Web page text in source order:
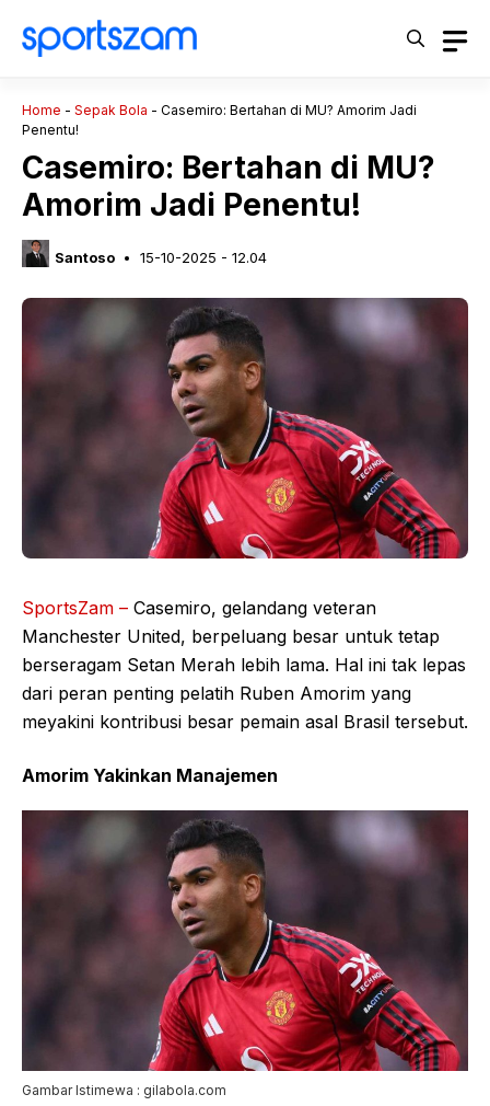
Home - Sepak Bola - Casemiro: Bertahan di MU? Amorim Jadi
Penentu!
Casemiro: Bertahan di MU?
Amorim Jadi Penentu!
Santoso 15-10-2025 - 12.04
SportsZam – Casemiro, gelandang veteran
Manchester United, berpeluang besar untuk tetap
berseragam Setan Merah lebih lama. Hal ini tak lepas
dari peran penting pelatih Ruben Amorim yang
meyakini kontribusi besar pemain asal Brasil tersebut.
Amorim Yakinkan Manajemen
Gambar Istimewa : gilabola.com